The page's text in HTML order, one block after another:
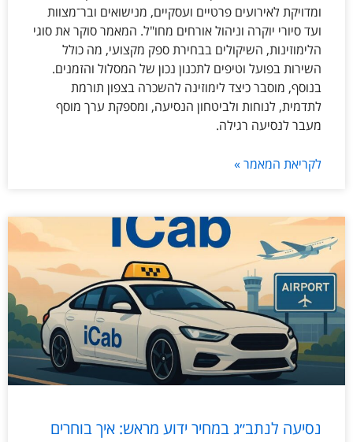
ומדויקת לאירועים פרטיים ועסקיים, מנישואים ובר־מצוות
ועד סיורי יוקרה וניהול אורחים מחו"ל. המאמר סוקר את סוגי
הלימוזינות, השיקולים בבחירת ספק מקצועי, מה כולל
השירות בפועל וטיפים לתכנון נכון של המסלול והזמנים.
בנוסף, מוסבר כיצד לימוזינה להשכרה בצפון תורמת
לתדמית, לנוחות ולביטחון הנסיעה, ומספקת ערך מוסף
מעבר לנסיעה רגילה.
לקריאת המאמר »
נסיעה לנתב״ג במחיר ידוע מראש: איך בוחרים